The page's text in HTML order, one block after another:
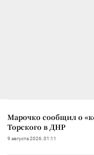
Марочко сообщил о
Торского в ДНР
9 августа 2026, 01:11